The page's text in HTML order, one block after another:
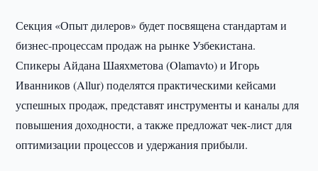
Секция «Опыт дилеров» будет посвящена стандартам и
бизнес-процессам продаж на рынке Узбекистана.
Спикеры Айдана Шаяхметова (Olamavto) и Игорь
Иванников (Allur) поделятся практическими кейсами
успешных продаж, представят инструменты и каналы для
повышения доходности, а также предложат чек-лист для
оптимизации процессов и удержания прибыли.